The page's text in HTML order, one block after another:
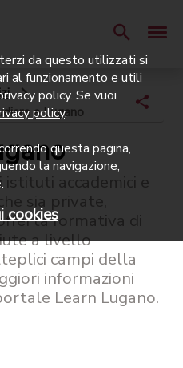
a Lugano
accademici e
sia private,
formativa di
a livello
campi della
informazioni
Learn Lugano.
da questo utilizzati si
al funzionamento e utili
policy. Se vuoi
policy.
questa pagina,
la navigazione,
cookies